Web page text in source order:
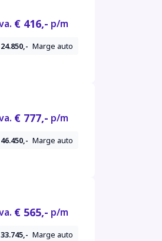
€ 416,- p/m
Marge auto
€ 777,- p/m
Marge auto
€ 565,- p/m
Marge auto